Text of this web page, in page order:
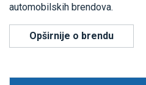
automobilskih brendova.
Opširnije o brendu